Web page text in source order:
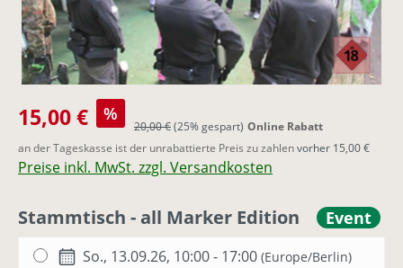
Verkaufspreis:
15,00 € %
Regulärer Preis:
20,00 €(25% gespart) Online Rabatt
an der Tageskasse ist der unrabattierte Preis zu zahlenvorher 15,00 €
Preise inkl. MwSt. zzgl. Versandkosten
Stammtisch - all Marker Edition Event
So., 13.09.26, 10:00 - 17:00(Europe/Berlin)